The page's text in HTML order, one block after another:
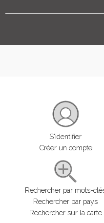
S'identifier
Créer un compte
Rechercher par mots-
Rechercher par pays
Rechercher sur la carte